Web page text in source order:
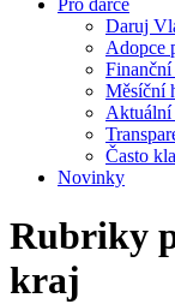
Pro dárce
Daruj
Adopce
Finanční
Měsíční
Aktuální
Často
Novinky
Rubriky
kraj